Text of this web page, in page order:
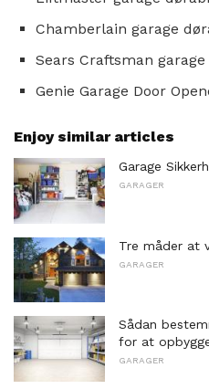
Chamberlain garage
Sears Craftsman
Genie Garage Door
Enjoy similar articles
Garage
GARAGER
Tre måder at
GARAGER
Sådan
for at
GARAGER